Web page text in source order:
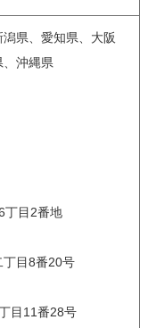
県、愛知県、大阪
沖縄県
丁目2番地
丁目8番20号
目11番28号